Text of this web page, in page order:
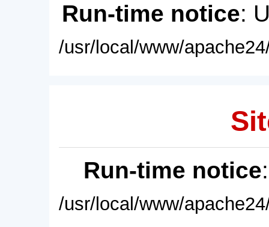
Run-time notice:
/usr/local/www/
Run-time notice
/usr/local/www/